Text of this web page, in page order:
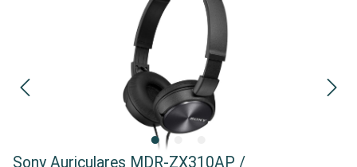
Sony Auriculares MDR-ZX310AP /